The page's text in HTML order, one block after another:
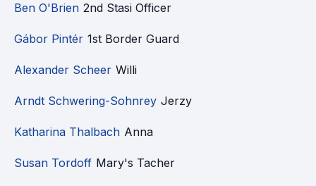
Ben O'Brien 2nd Stasi Officer
Gábor Pintér 1st Border Guard
Alexander Scheer Willi
Arndt Schwering-Sohnrey Jerzy
Katharina Thalbach Anna
Susan Tordoff Mary's Tacher